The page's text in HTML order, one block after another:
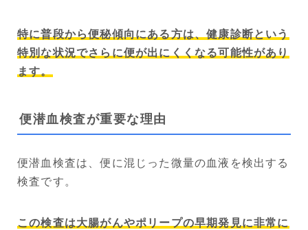
特に普段から便秘傾向にある方は、健康診断という
特別な状況でさらに便が出にくくなる可能性があり
ます。
便潜血検査が重要な理由
便潜血検査は、便に混じった微量の血液を検出する
検査です。
この検査は大腸がんやポリープの早期発見に非常に